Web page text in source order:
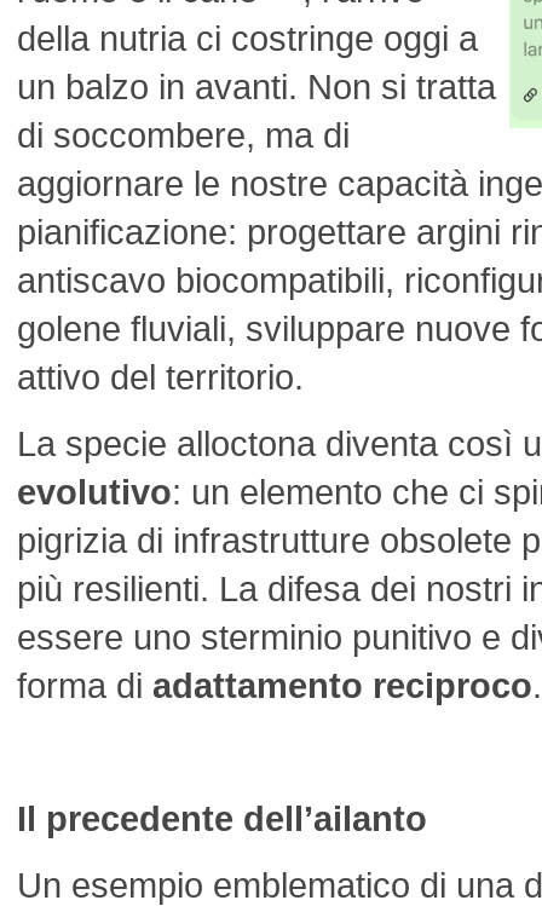
della nutria ci costringe oggi a
un balzo in avanti. Non si tratta
di soccombere, ma di
aggiornare le nostre capacità
pianificazione: progettare argini
antiscavo biocompatibili,
golene fluviali, sviluppare nuove
attivo del territorio.
La specie alloctona diventa così
evolutivo: un elemento che ci
pigrizia di infrastrutture obsolete
più resilienti. La difesa dei nostri
essere uno sterminio punitivo e
forma di adattamento reciproco.
Il precedente dell’ailanto
Un esempio emblematico di una